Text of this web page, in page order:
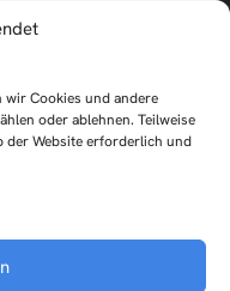
wir Cookies und andere
oder ablehnen. Teilweise
der Website erforderlich und
Interne Cloud